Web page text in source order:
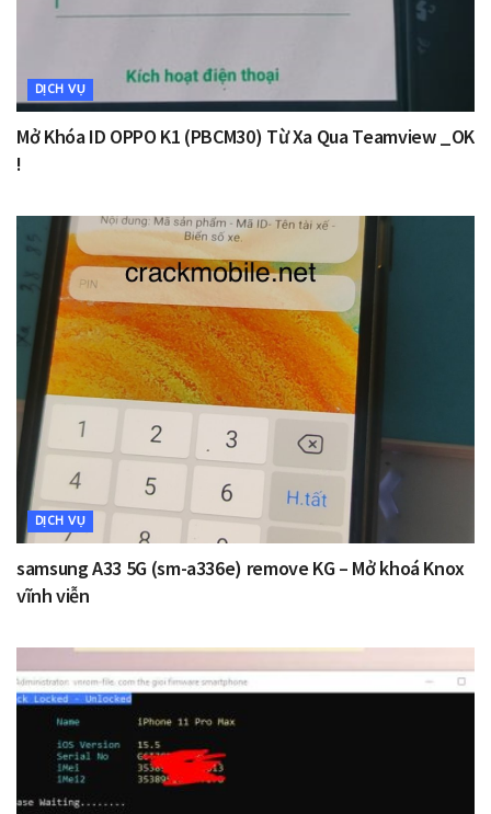
DỊCH VỤ
Mở Khóa ID OPPO K1 (PBCM30) Từ Xa Qua Teamview _OK
!
DỊCH VỤ
samsung A33 5G (sm-a336e) remove KG – Mở khoá Knox
vĩnh viễn